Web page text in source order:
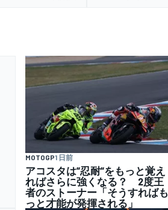
MOTOGP1 日前
アコスタは”忍耐”をもっと覚え
ればさらに強くなる？ 2度王
者のストーナー「そうすればも
っと才能が発揮される」